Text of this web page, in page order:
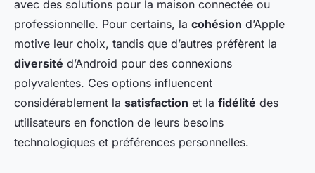
avec des solutions pour la maison connectée ou
professionnelle. Pour certains, la cohésion d’Apple
motive leur choix, tandis que d’autres préfèrent la
diversité d’Android pour des connexions
polyvalentes. Ces options influencent
considérablement la satisfaction et la fidélité des
utilisateurs en fonction de leurs besoins
technologiques et préférences personnelles.